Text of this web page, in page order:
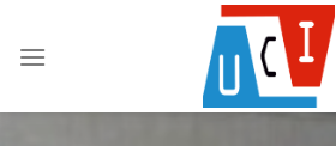
content